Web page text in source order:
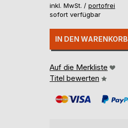
inkl. MwSt. / portofrei
sofort verfügbar
IN DEN WARENKORB
Auf die Merkliste
Titel bewerten